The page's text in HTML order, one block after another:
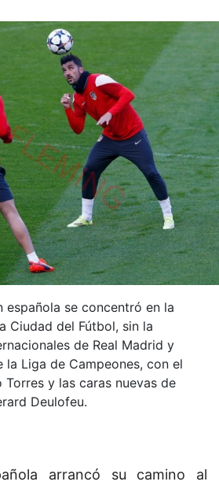
española se concentró en la
Ciudad del Fútbol, sin la
de Real Madrid y
Liga de Campeones, con el
Torres y las caras nuevas de
Deulofeu.
arrancó su camino al